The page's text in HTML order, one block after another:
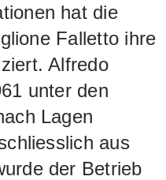
Stöcken.
gute zwei
Barriques und
slowenischer
Rund 4000
abgefüllt.
hat die
Falletto ihre
Alfredo
unter den
Lagen
aus
der Betrieb